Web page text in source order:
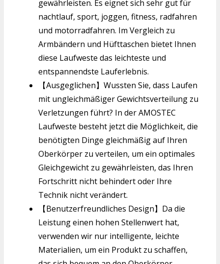
gewährleisten. Es eignet sich sehr gut für
nachtlauf, sport, joggen, fitness, radfahren
und motorradfahren. Im Vergleich zu
Armbändern und Hüfttaschen bietet Ihnen
diese Laufweste das leichteste und
entspannendste Lauferlebnis.
【Ausgeglichen】Wussten Sie, dass Laufen
mit ungleichmäßiger Gewichtsverteilung zu
Verletzungen führt? In der AMOSTEC
Laufweste besteht jetzt die Möglichkeit, die
benötigten Dinge gleichmäßig auf Ihren
Oberkörper zu verteilen, um ein optimales
Gleichgewicht zu gewährleisten, das Ihren
Fortschritt nicht behindert oder Ihre
Technik nicht verändert.
【Benutzerfreundliches Design】Da die
Leistung einen hohen Stellenwert hat,
verwenden wir nur intelligente, leichte
Materialien, um ein Produkt zu schaffen,